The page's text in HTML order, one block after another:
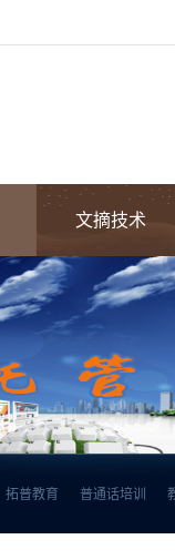
文摘技术
拓普教育 普通话培训